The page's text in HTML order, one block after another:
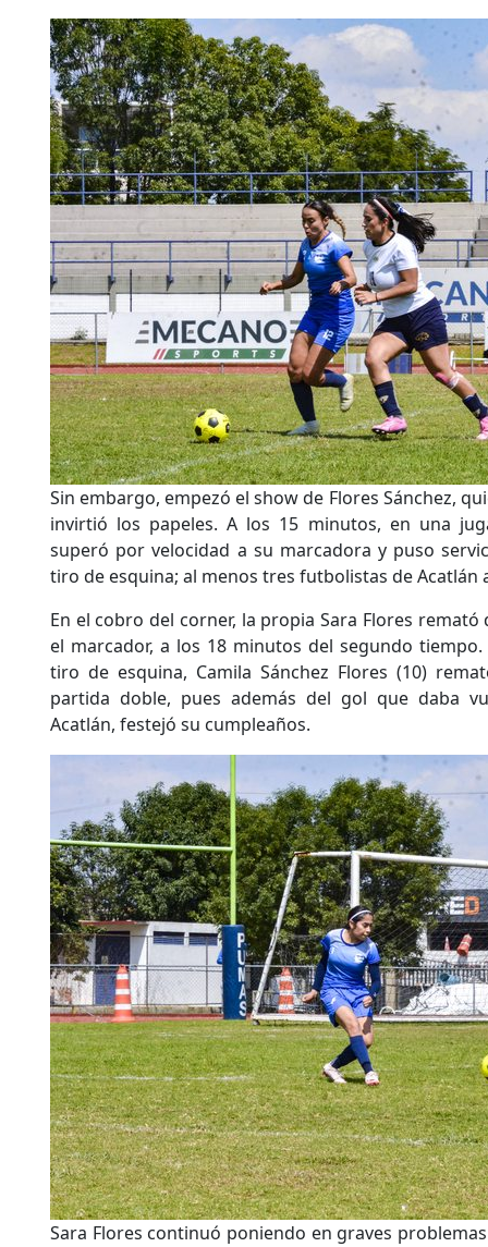
Sin embargo, empezó el show de Flores Sánchez,
invirtió los papeles. A los 15 minutos, en una
superó por velocidad a su marcadora y puso
tiro de esquina; al menos tres futbolistas de Acatlán
En el cobro del corner, la propia Sara Flores
el marcador, a los 18 minutos del segundo
tiro de esquina, Camila Sánchez Flores (10)
partida doble, pues además del gol que daba
Acatlán, festejó su cumpleaños.
Sara Flores continuó poniendo en graves